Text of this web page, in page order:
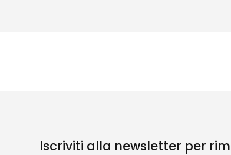
Iscriviti alla newsletter per